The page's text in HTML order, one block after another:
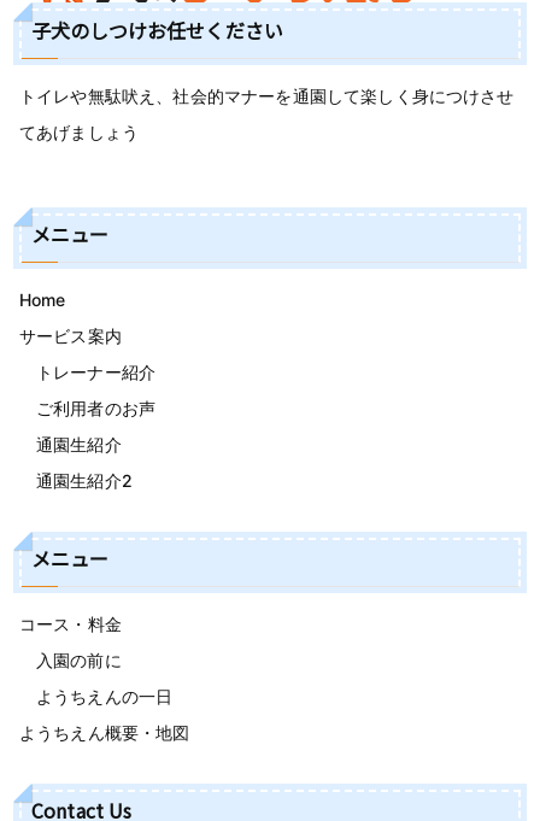
子犬のしつけお任せください
トイレや無駄吠え、社会的マナーを通園して楽しく身につけさせ
てあげましょう
メニュー
Home
サービス案内
トレーナー紹介
ご利用者のお声
通園生紹介
通園生紹介2
メニュー
コース・料金
入園の前に
ようちえんの一日
ようちえん概要・地図
Contact Us